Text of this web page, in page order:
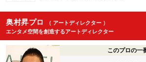
奥村昇プロ
（ アートディレクター ）
エンタメ空間を創造するアートディレクター
このプロの一